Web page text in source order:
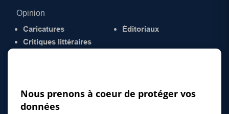
Opinion
Caricatures
Critiques littéraires
Éditoriaux
Nous prenons à coeur de protéger vos
données